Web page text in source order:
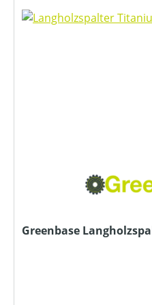
Greenbase